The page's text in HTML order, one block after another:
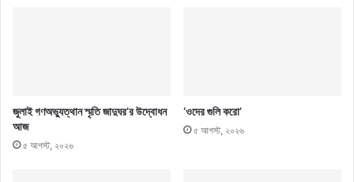
জুলাই গণঅভ্যুত্থান স্মৃতি জাদুঘর’র উদ্বোধন
আজ
৫ আগস্ট, ২০২৬
‘ওদের গুলি করো’
৫ আগস্ট, ২০২৬